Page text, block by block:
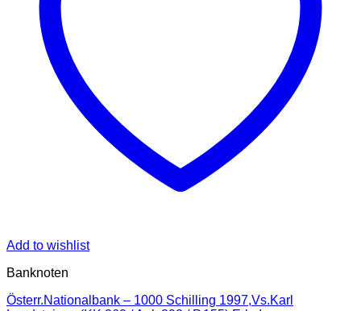
Add to wishlist
Banknoten
Österr.Nationalbank – 1000 Schilling 1997,Vs.Karl